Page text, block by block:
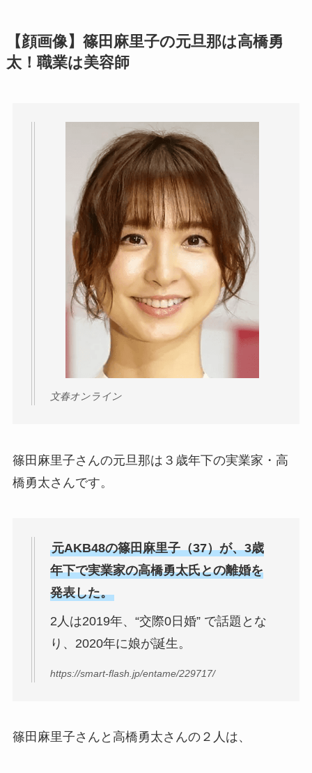
【顔画像】篠田麻里子の元旦那は高橋勇
太！職業は美容師
文春オンライン
篠田麻里子さんの元旦那は３歳年下の実業家・高
橋勇太さんです。
元AKB48の篠田麻里子（37）が、3歳
年下で実業家の高橋勇太氏との離婚を
発表した。
2人は2019年、“交際0日婚” で話題とな
り、2020年に娘が誕生。
https://smart-flash.jp/entame/229717/
篠田麻里子さんと高橋勇太さんの２人は、